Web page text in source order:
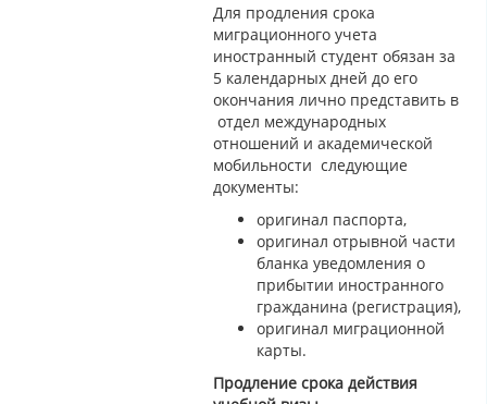
Для продления срока
миграционного учета
иностранный студент обязан за
5 календарных дней до его
окончания лично представить в
отдел международных
отношений и академической
мобильности следующие
документы:
оригинал паспорта,
оригинал отрывной части
бланка уведомления о
прибытии иностранного
гражданина (регистрация),
оригинал миграционной
карты.
Продление срока действия